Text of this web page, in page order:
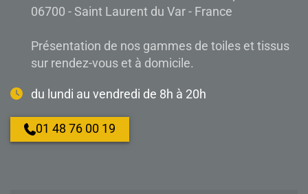
06700 - Saint Laurent du Var - France
Présentation de nos gammes de toiles et tissus
sur rendez-vous et à domicile.
du lundi au vendredi de 8h à 20h
01 48 76 00 19